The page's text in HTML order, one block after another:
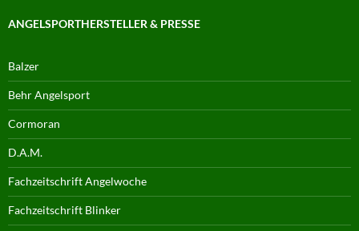
ANGELSPORTHERSTELLER & PRESSE
Balzer
Behr Angelsport
Cormoran
D.A.M.
Fachzeitschrift Angelwoche
Fachzeitschrift Blinker